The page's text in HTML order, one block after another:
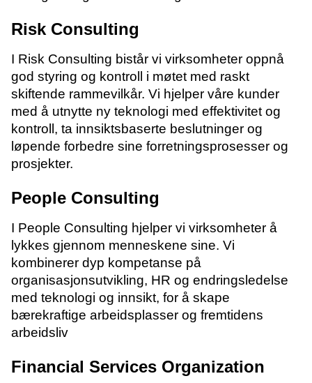
Risk Consulting
I Risk Consulting bistår vi virksomheter oppnå
god styring og kontroll i møtet med raskt
skiftende rammevilkår. Vi hjelper våre kunder
med å utnytte ny teknologi med effektivitet og
kontroll, ta innsiktsbaserte beslutninger og
løpende forbedre sine forretningsprosesser og
prosjekter.
People Consulting
I People Consulting hjelper vi virksomheter å
lykkes gjennom menneskene sine. Vi
kombinerer dyp kompetanse på
organisasjonsutvikling, HR og endringsledelse
med teknologi og innsikt, for å skape
bærekraftige arbeidsplasser og fremtidens
arbeidsliv
Financial Services Organization